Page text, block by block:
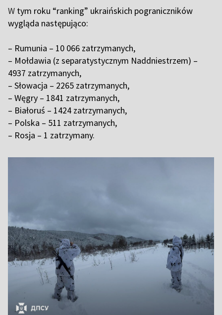
W tym roku “ranking” ukraińskich pograniczników
wygląda następująco:
– Rumunia – 10 066 zatrzymanych,
– Mołdawia (z separatystycznym Naddniestrzem) –
4937 zatrzymanych,
– Słowacja – 2265 zatrzymanych,
– Węgry – 1841 zatrzymanych,
– Białoruś – 1424 zatrzymanych,
– Polska – 511 zatrzymanych,
– Rosja – 1 zatrzymany.